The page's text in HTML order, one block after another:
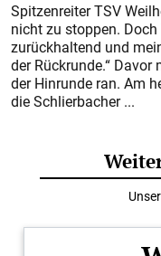
Spitzenreiter TSV
nicht zu stoppen.
zurückhaltend und
der Rückrunde.“
der Hinrunde ran. Am
die Schlierbacher ...